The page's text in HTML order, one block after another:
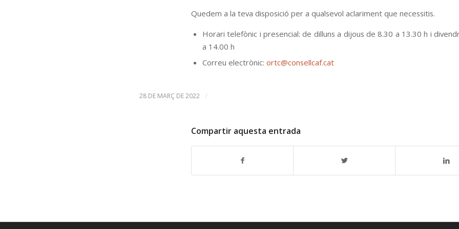
Quedem a la teva disposició per a qualsevol aclariment que necessitis.
Horari telefònic i presencial: de dilluns a dijous de 8.30 a 13.30 h i
a 14.00 h
Correu electrònic: ortc@consellcaf.cat
28 DE MARÇ DE 2022 /
Compartir aquesta entrada